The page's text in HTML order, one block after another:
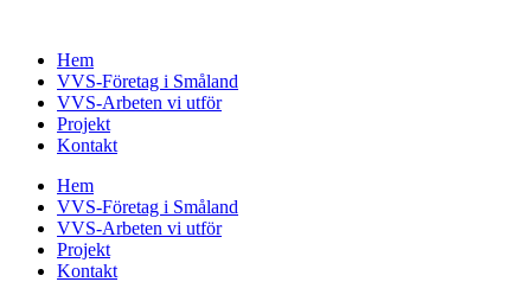
contentHem
VVS-Företag i Småland
VVS-Arbeten vi utför
Projekt
Kontakt
Hem
VVS-Företag i Småland
VVS-Arbeten vi utför
Projekt
Kontakt